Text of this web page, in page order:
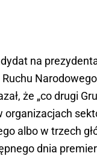
na
Narodowego
że „co drugi
organizacjach
albo w trzech
dnia